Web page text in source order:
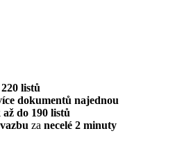
listů
dokumentů najednou
až do 190 listů
za necelé 2 minuty